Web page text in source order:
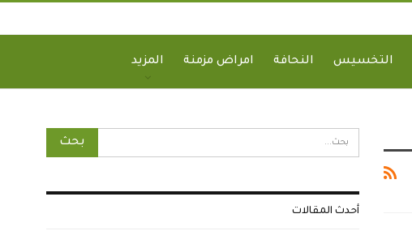
التخسيس النحافة امراض مزمنة المزيد
أحدث المقالات